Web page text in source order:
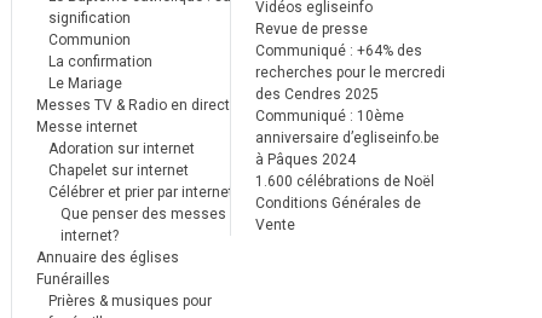
signification
Communion
La confirmation
Le Mariage
Messes TV & Radio en direct
Messe internet
Adoration sur internet
Chapelet sur internet
Célébrer et prier par internet
Que penser des messes
internet?
Annuaire des églises
Funérailles
Prières & musiques pour
Vidéos egliseinfo
Revue de presse
Communiqué : +64% des
recherches pour le mercredi
des Cendres 2025
Communiqué : 10ème
anniversaire d’egliseinfo.be
à Pâques 2024
1.600 célébrations de Noël
Conditions Générales de
Vente